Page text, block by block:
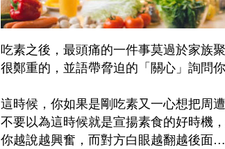
吃素之後，最頭痛的一件事莫過於家族
很鄭重的，並語帶脅迫的「關心」詢問
這時候，你如果是剛吃素又一心想把周
不要以為這時候就是宣揚素食的好時機
你越說越興奮，而對方白眼越翻越後